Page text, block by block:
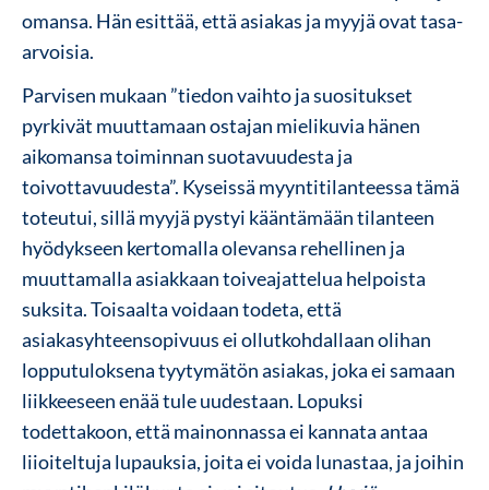
omansa. Hän esittää, että asiakas ja myyjä ovat tasa-
arvoisia.
Parvisen mukaan ”tiedon vaihto ja suositukset
pyrkivät muuttamaan ostajan mielikuvia hänen
aikomansa toiminnan suotavuudesta ja
toivottavuudesta”. Kyseissä myyntitilanteessa tämä
toteutui, sillä myyjä pystyi kääntämään tilanteen
hyödykseen kertomalla olevansa rehellinen ja
muuttamalla asiakkaan toiveajattelua helpoista
suksita. Toisaalta voidaan todeta, että
asiakasyhteensopivuus ei ollutkohdallaan olihan
lopputuloksena tyytymätön asiakas, joka ei samaan
liikkeeseen enää tule uudestaan. Lopuksi
todettakoon, että mainonnassa ei kannata antaa
liioiteltuja lupauksia, joita ei voida lunastaa, ja joihin